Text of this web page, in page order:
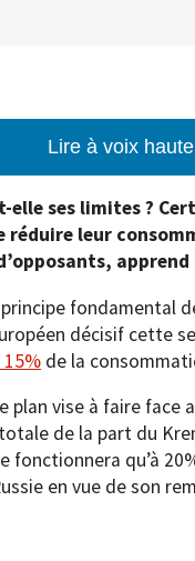
Lire à voix haute
ses limites ?
réduire leur
apprend
fondamental
décisif cette
de la
plan vise à faire
de la part du
fonctionnera qu’à
en vue de son